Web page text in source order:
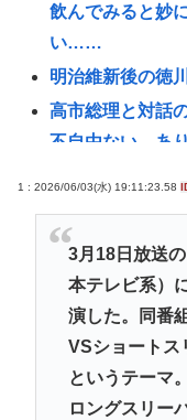
飲んでみると妙
い……
明治維新後の徳
高市総理と対話
不自由ない、あ
【熊本地震】共
るデマを流す人
とを自覚してく
金すればいいだ
リニア大阪延伸
屋開業後の早期
ドン・キホーテ
1 : 2026/06/03(水) 19:11:23.58
3月18日放送
本テレビ系）
演した。同番
VSショートス
というテーマ。
ロングスリー